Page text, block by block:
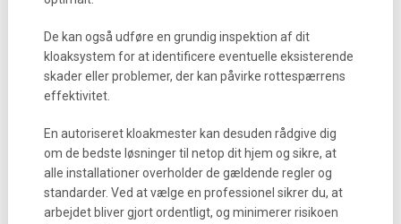
De kan også udføre en grundig inspektion af dit
kloaksystem for at identificere eventuelle eksisterende
skader eller problemer, der kan påvirke rottespærrens
effektivitet.
En autoriseret kloakmester kan desuden rådgive dig
om de bedste løsninger til netop dit hjem og sikre, at
alle installationer overholder de gældende regler og
standarder. Ved at vælge en professionel sikrer du, at
arbejdet bliver gjort ordentligt, og minimerer risikoen